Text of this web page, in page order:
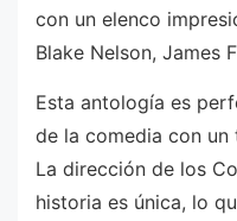
con un elenco
Blake Nelson, James
Esta antología es
de la comedia con un
La dirección de los
historia es única, lo